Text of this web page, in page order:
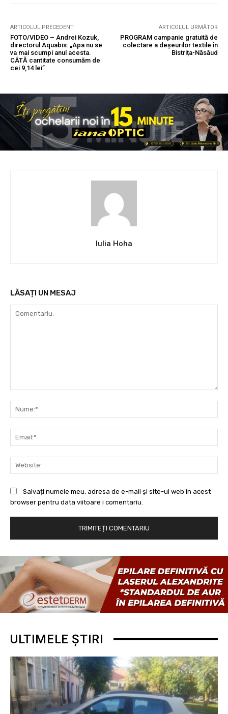
ARTICOLUL PRECEDENT
FOTO/VIDEO – Andrei Kozuk,
directorul Aquabis: „Apa nu se
va mai scumpi anul acesta.
CÂTĂ cantitate consumăm de
cei 9,14 lei”
ARTICOLUL URMĂTOR
PROGRAM campanie gratuită de
colectare a deșeurilor textile în
Bistrița-Năsăud
Iulia Hoha
LĂSAȚI UN MESAJ
Salvați numele meu, adresa de e-mail și site-ul web în acest
browser pentru data viitoare i comentariu.
ULTIMELE ȘTIRI